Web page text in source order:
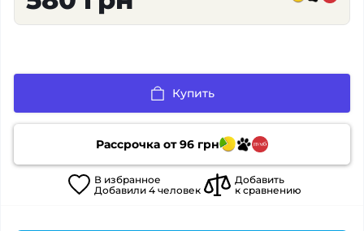
Купить
Рассрочка от96 грн
В избранное
Добавили 4человек
Добавить
к сравнению